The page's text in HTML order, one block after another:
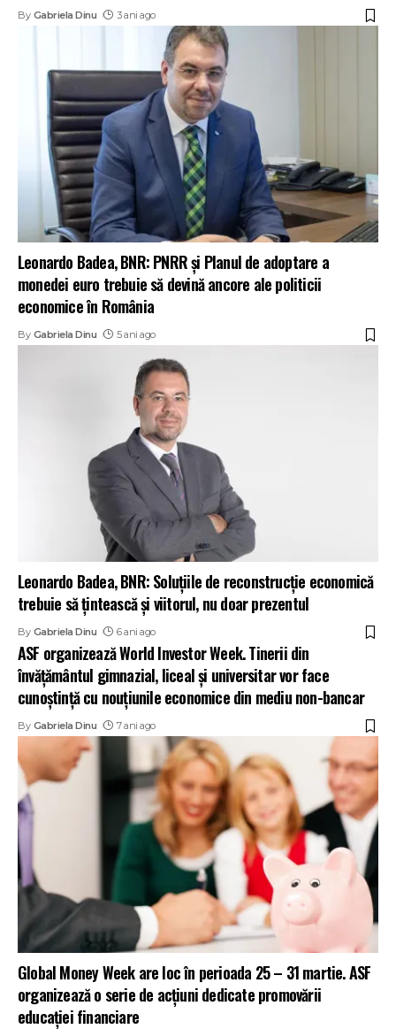
By Gabriela Dinu 3 ani ago
Leonardo Badea, BNR: PNRR și Planul de adoptare a
monedei euro trebuie să devină ancore ale politicii
economice în România
By Gabriela Dinu 5 ani ago
Leonardo Badea, BNR: Soluţiile de reconstrucţie economică
trebuie să ţintească şi viitorul, nu doar prezentul
By Gabriela Dinu 6 ani ago
ASF organizează World Investor Week. Tinerii din
învățământul gimnazial, liceal și universitar vor face
cunoștință cu nouțiunile economice din mediu non-bancar
By Gabriela Dinu 7 ani ago
Global Money Week are loc în perioada 25 – 31 martie. ASF
organizează o serie de acţiuni dedicate promovării
educaţiei financiare